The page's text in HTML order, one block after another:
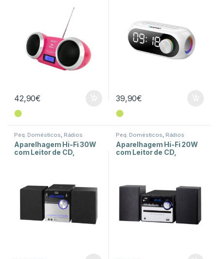
42,90€
⬤
39,90€
⬤
Peq. Domésticos, Rádios
Aparelhagem Hi-Fi 30W
com Leitor de CD,
Peq. Domésticos, Rádios
Aparelhagem Hi-Fi 20W
com Leitor de CD,